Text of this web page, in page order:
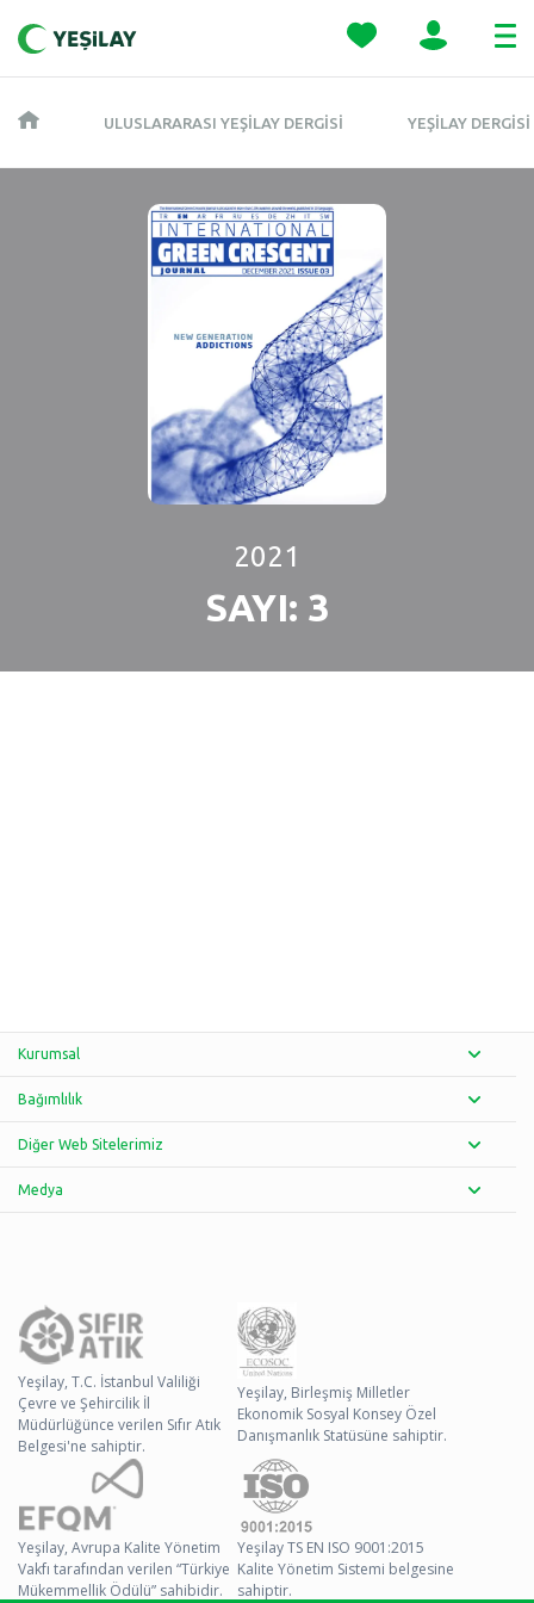
ULUSLARARASI YEŞILAY DERGISI YEŞILAY
2021
SAYI: 3
Kurumsal
Bağımlılık
Diğer Web Sitelerimiz
Medya
Yeşilay, T.C. İstanbul Valiliği
Çevre ve Şehircilik İl
Müdürlüğünce verilen Sıfır Atık
Belgesi'ne sahiptir.
Yeşilay, Birleşmiş Milletler
Ekonomik Sosyal Konsey Özel
Danışmanlık Statüsüne sahiptir.
Yeşilay, Avrupa Kalite Yönetim
Vakfı tarafından verilen “Türkiye
Mükemmellik Ödülü” sahibidir.
Yeşilay TS EN ISO 9001:2015
Kalite Yönetim Sistemi belgesine
sahiptir.